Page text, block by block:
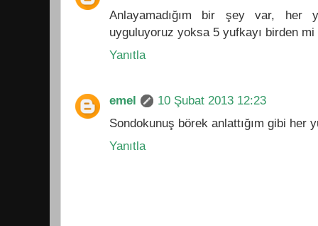
Anlayamadığım bir şey var,
uyguluyoruz yoksa 5 yufkayı birden
Yanıtla
emel
10 Şubat 2013 12:23
Sondokunuş börek anlattığım gibi her
Yanıtla